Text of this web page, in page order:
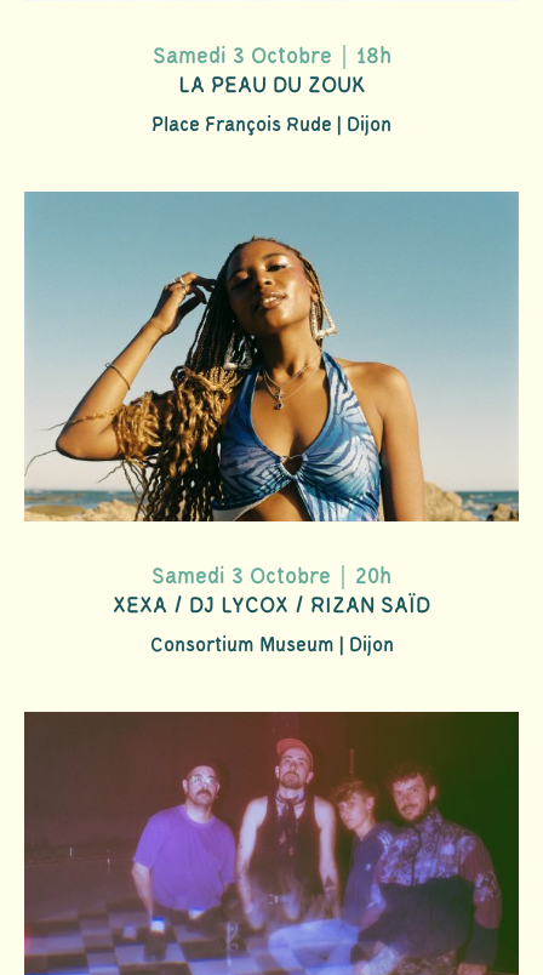
Samedi 3 Octobre｜18h
LA PEAU DU ZOUK
Place François Rude | Dijon
Samedi 3 Octobre｜20h
XEXA / DJ LYCOX / RIZAN SAÏD
Consortium Museum | Dijon